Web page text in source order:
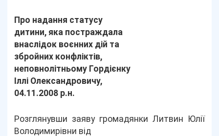
Про надання статусу
дитини, яка постраждала
внаслідок воєнних дій та
збройних конфліктів,
неповнолітньому Гордієнку
Іллі Олександровичу,
04.11.2008 р.н.
Розглянувши заяву громадянки Литвин Юлії
Володимирівни від